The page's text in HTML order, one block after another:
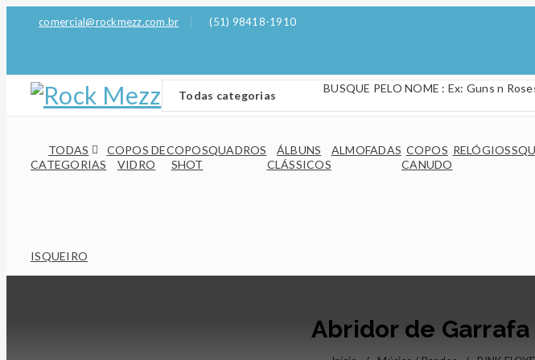
comercial@rockmezz.com.br (51) 98418-1910
TODAS
CATEGORIAS
COPOS DE
VIDRO
COPOS
SHOT
QUADROS
ÁLBUNS
CLÁSSICOS
ALMOFADAS COPOS
CANUDO
RELÓGIOS
ISQUEIRO
Abridor de